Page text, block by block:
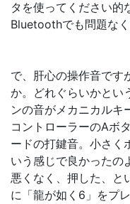
タを使ってください的
Bluetoothでも問題なく
で、肝心の操作音です
か。どれぐらいかとい
ンの音がメカニカルキ
コントローラーのAボ
ードの打鍵音。小さく
いう感じで良かったの
悪くなく、押した、と
に「龍が如く6」をプ